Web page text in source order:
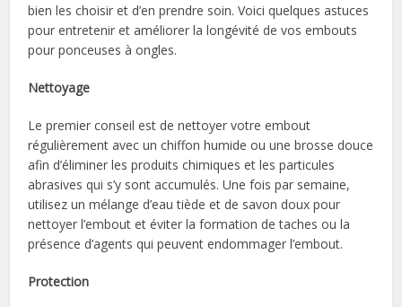
bien les choisir et d’en prendre soin. Voici quelques astuces
pour entretenir et améliorer la longévité de vos embouts
pour ponceuses à ongles.
Nettoyage
Le premier conseil est de nettoyer votre embout
régulièrement avec un chiffon humide ou une brosse douce
afin d’éliminer les produits chimiques et les particules
abrasives qui s’y sont accumulés. Une fois par semaine,
utilisez un mélange d’eau tiède et de savon doux pour
nettoyer l’embout et éviter la formation de taches ou la
présence d’agents qui peuvent endommager l’embout.
Protection